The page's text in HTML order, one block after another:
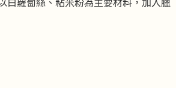
白蘿蔔絲、粘米粉為主要材料，加入臘